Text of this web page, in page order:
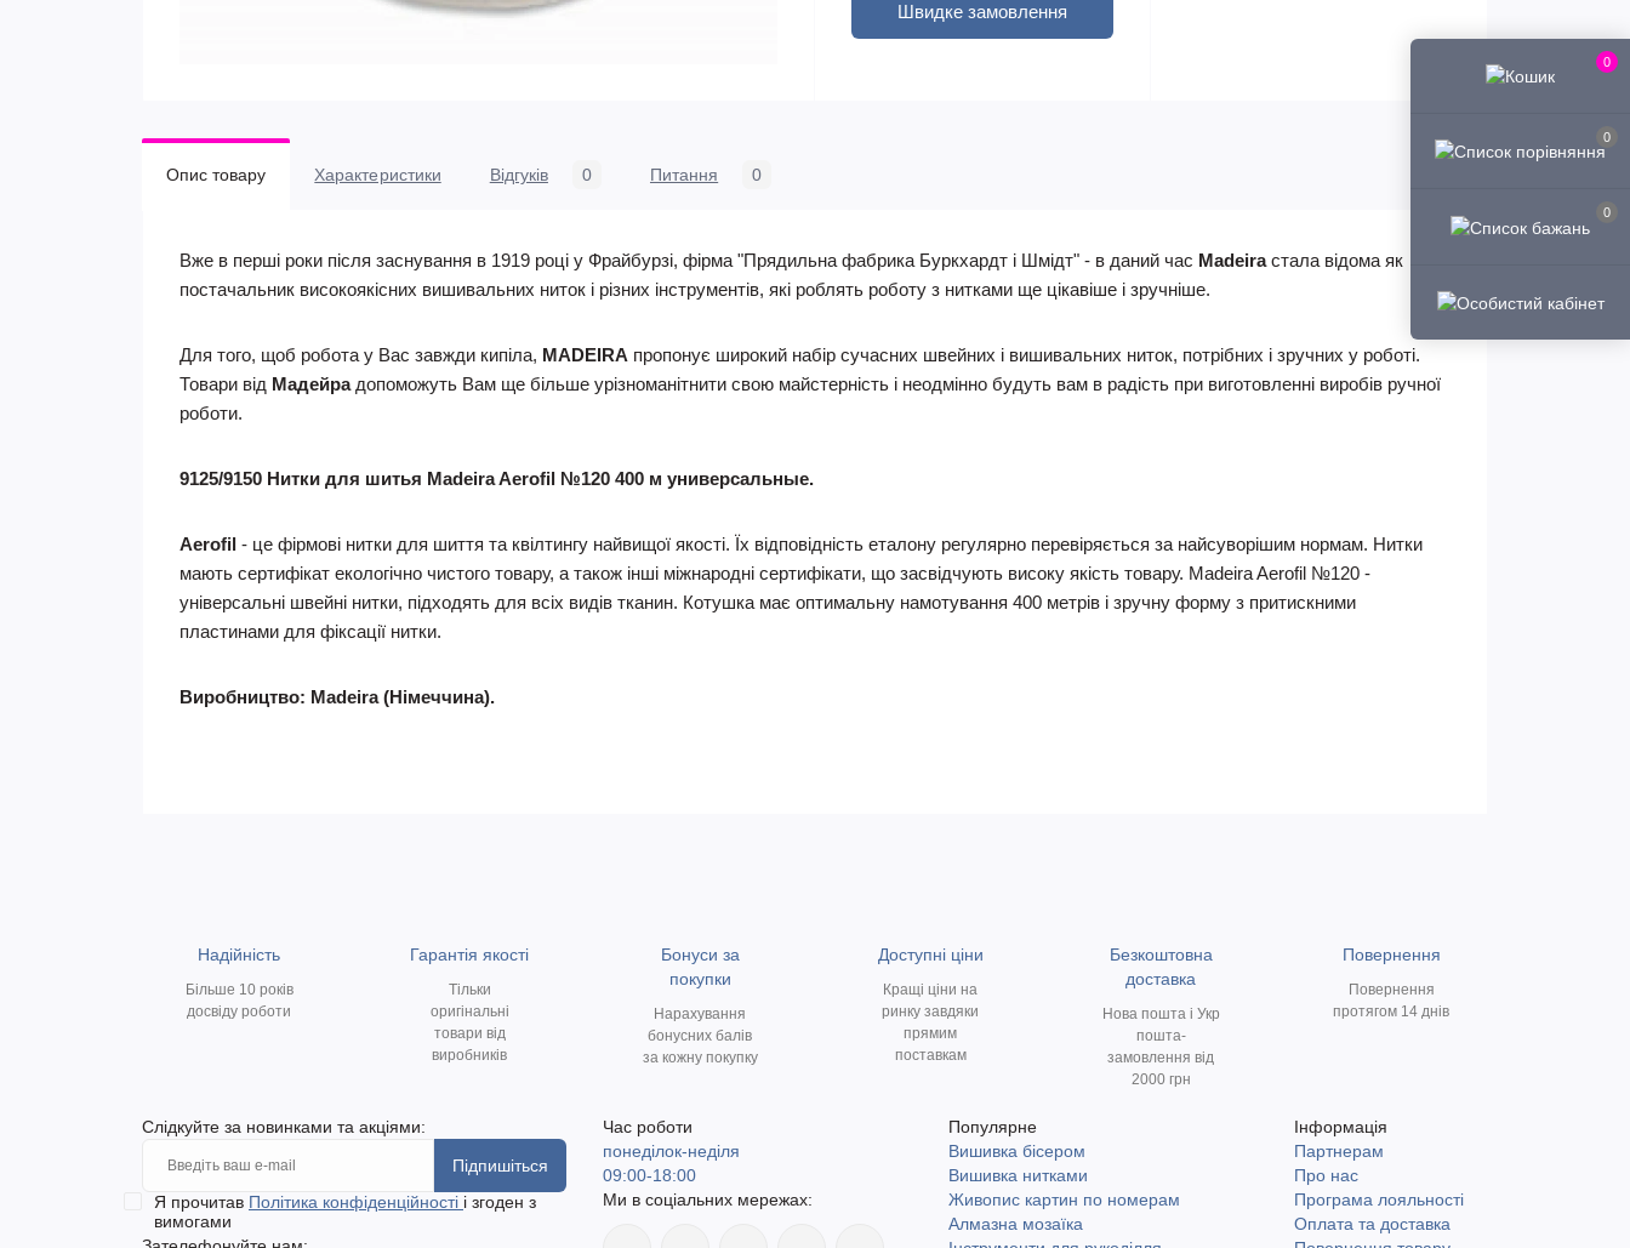
0
0
0
Швидке замовлення
Опис товару Характеристики Відгуків 0 Питання 0
Вже в перші роки після заснування в 1919 році у Фрайбурзі, фірма "Прядильна фабрика Буркхардт і Шмідт" - в даний час Madeiraстала відома як
постачальник високоякісних вишивальних ниток і різних інструментів, які роблять роботу з нитками ще цікавіше і зручніше.
Для того, щоб робота у Вас завжди кипіла, MADEIRA пропонує широкий набір сучасних швейних і вишивальних ниток, потрібних і зручних у роботі.
Товари від Мадейрадопоможуть Вам ще більше урізноманітнити свою майстерність і неодмінно будуть вам в радість при виготовленні виробів ручної
роботи.
9125/9150 Нитки для шитья Madeira Aerofil №120 400 м универсальные.
Aerofil - це фірмові нитки для шиття та квілтингу найвищої якості. Їх відповідність еталону регулярно перевіряється за найсуворішим нормам. Нитки
мають сертифікат екологічно чистого товару, а також інші міжнародні сертифікати, що засвідчують високу якість товару. Madeira Aerofil №120 -
універсальні швейні нитки, підходять для всіх видів тканин. Котушка має оптимальну намотування 400 метрів і зручну форму з притискними
пластинами для фіксації нитки.
Виробництво: Madeira (Німеччина).
Надійність
Більше 10 років
досвіду роботи
Гарантія якості
Тільки
оригінальні
товари від
виробників
Бонуси за
покупки
Нарахування
бонусних балів
за кожну покупку
Доступні ціни
Кращі ціни на
ринку завдяки
прямим
поставкам
Безкоштовна
доставка
Нова пошта і Укр
пошта-
замовлення від
2000 грн
Повернення
Повернення
протягом 14 днів
Слідкуйте за новинками та акціями:
Підпишіться
Я прочитав Політика конфіденційності і згоден з
вимогами
Час роботи
понеділок-неділя
09:00-18:00
Ми в соціальних мережах:
Популярне
Вишивка бісером
Вишивка нитками
Живопис картин по номерам
Алмазна мозаїка
Інформація
Партнерам
Про нас
Програма лояльності
Оплата та доставка